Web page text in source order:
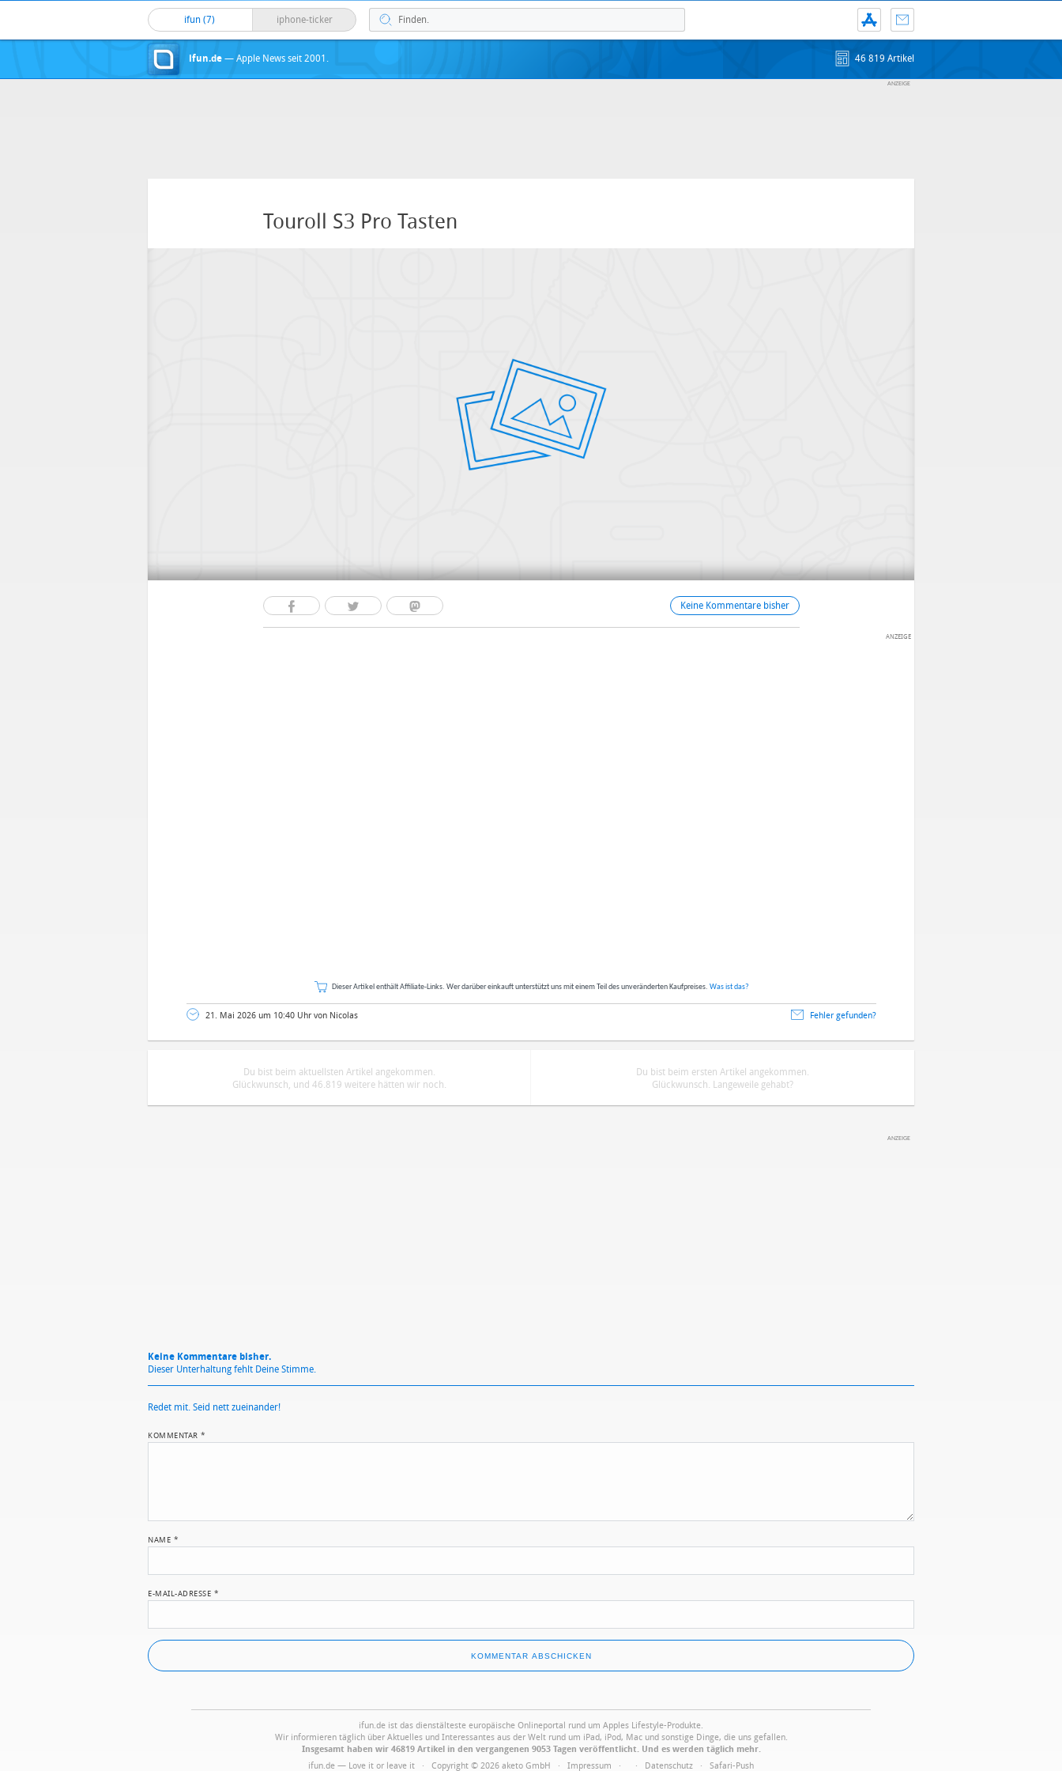
ifun (7) iphone-ticker
ifun.de — Apple News seit 2001. 46 819 Artikel
Touroll S3 Pro Tasten
Keine Kommentare bisher
Dieser Artikel enthält Affiliate-Links. Wer darüber einkauft unterstützt uns mit einem Teil des unveränderten Kaufpreises. Was ist das?
21. Mai 2026 um 10:40 Uhr von Nicolas Fehler gefunden?
Du bist beim aktuellsten Artikel angekommen.
Glückwunsch, und 46.819 weitere hätten wir noch.
Du bist beim ersten Artikel angekommen.
Glückwunsch. Langeweile gehabt?
Keine Kommentare bisher.
Dieser Unterhaltung fehlt Deine Stimme.
Redet mit. Seid nett zueinander!
KOMMENTAR *
NAME *
E-MAIL-ADRESSE *
ifun.de ist das dienstälteste europäische Onlineportal rund um Apples Lifestyle-Produkte.
Wir informieren täglich über Aktuelles und Interessantes aus der Welt rund um iPad, iPod, Mac und sonstige Dinge, die uns gefallen.
Insgesamt haben wir 46819 Artikel in den vergangenen 9053 Tagen veröffentlicht. Und es werden täglich mehr.
ifun.de — Love it or leave it · Copyright © 2026 aketo GmbH · Impressum · · Datenschutz · Safari-Push